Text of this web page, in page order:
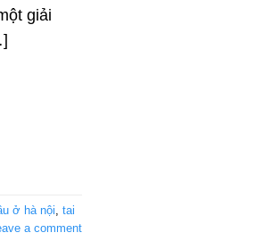
giải
ở hà nội
tai
a comment